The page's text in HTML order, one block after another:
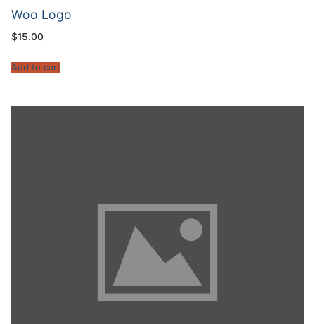
Woo Logo
$15.00
Add to cart